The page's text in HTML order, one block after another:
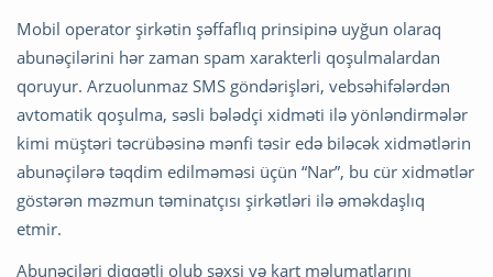
Mobil operator şirkətin şəffaflıq prinsipinə uyğun olaraq
abunəçilərini hər zaman spam xarakterli qoşulmalardan
qoruyur. Arzuolunmaz SMS göndərişləri, vebsəhifələrdən
avtomatik qoşulma, səsli bələdçi xidməti ilə yönləndirmələr
kimi müştəri təcrübəsinə mənfi təsir edə biləcək xidmətlərin
abunəçilərə təqdim edilməməsi üçün “Nar”, bu cür xidmətlər
göstərən məzmun təminatçısı şirkətləri ilə əməkdaşlıq
etmir.
Abunəçiləri diqqətli olub şəxsi və kart məlumatlarını